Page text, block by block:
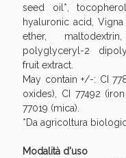
seed oil*,
hyaluronic acid,
ether,
polyglyceryl-2
fruit extract.
May contain +/-: CI
oxides), CI 77492
77019 (mica).
*Da agricoltura
Modalità d'uso